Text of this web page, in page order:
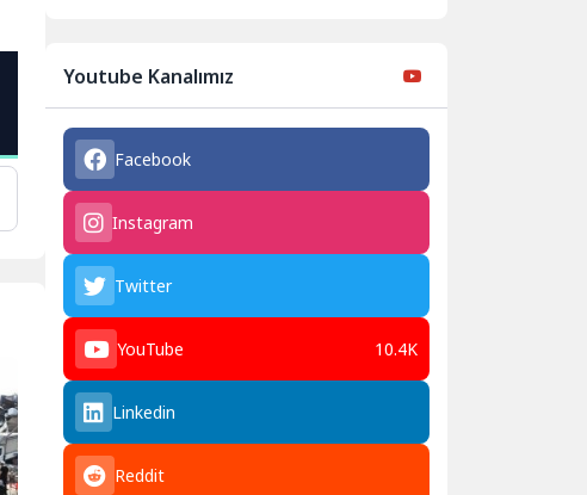
Youtube Kanalımız
Facebook
Instagram
Twitter
YouTube 10.4K
Linkedin
Reddit